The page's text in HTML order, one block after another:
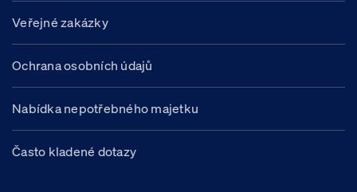
Veřejné zakázky
Ochrana osobních údajů
Nabídka nepotřebného majetku
Často kladené dotazy